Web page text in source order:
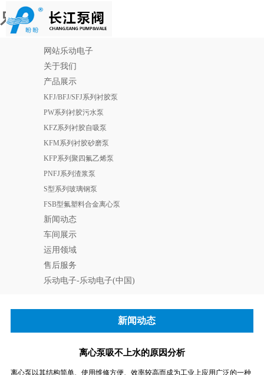
乐动电子
网站乐动电子
关于我们
产品展示
KFJ/BFJ/SFJ系列衬胶泵
PW系列衬胶污水泵
KFZ系列衬胶自吸泵
KFM系列衬胶砂磨泵
KFP系列聚四氟乙烯泵
PNFJ系列渣浆泵
S型系列玻璃钢泵
FSB型氟塑料合金离心泵
新闻动态
车间展示
运用领域
售后服务
乐动电子-乐动电子(中国)
新闻动态
离心泵吸不上水的原因分析
离心泵以其结构简单、使用维修方便、效率较高而成为工业上应用广泛的一种